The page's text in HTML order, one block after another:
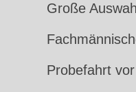
Große
Probefahrt